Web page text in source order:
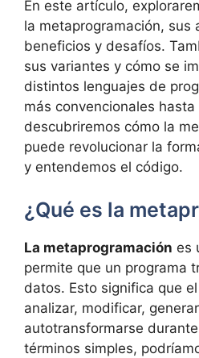
En este artículo,
la metaprogramación, sus
beneficios y desafíos.
sus variantes y cómo se
distintos lenguajes de
más convencionales
descubriremos cómo la
puede revolucionar la
y entendemos el código.
¿Qué es la
La metaprogramación es
permite que un programa
datos. Esto significa que
analizar, modificar,
autotransformarse
términos simples,